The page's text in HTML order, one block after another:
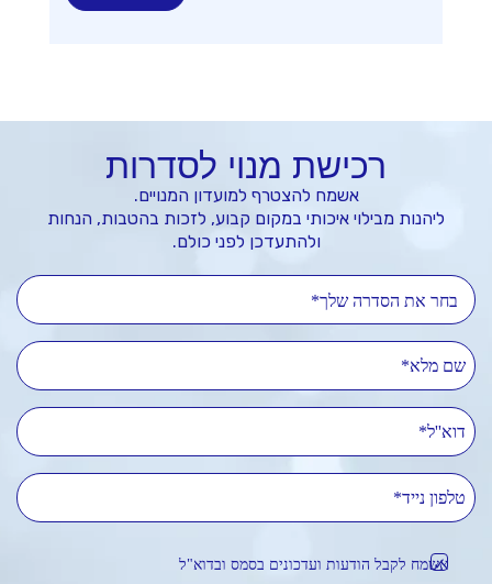
רכישת מנוי לסדרות
אשמח להצטרף למועדון המנויים.
ליהנות מבילוי איכותי במקום קבוע, לזכות בהטבות, הנחות
ולהתעדכן לפני כולם.
בחר את הסדרה שלך*
אשמח לקבל הודעות ועדכונים בסמס ובדוא"ל